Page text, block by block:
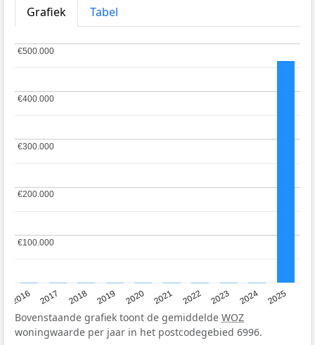
Grafiek
Tabel
2016 2017 2018 2019 2020 2021 2022 2023 2024 2025
€100.000
€100.000
€200.000
€200.000
€300.000
€300.000
€400.000
€400.000
€500.000
€500.000
Bovenstaande grafiek toont de gemiddelde WOZ
woningwaarde per jaar in het postcodegebied 6996.